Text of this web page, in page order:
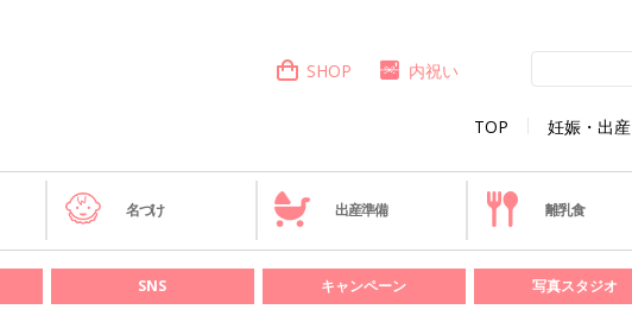
TOP 妊娠・出産
SHOP 内祝い
名づけ 出産準備 離乳食
SNS キャンペーン 写真スタジオ